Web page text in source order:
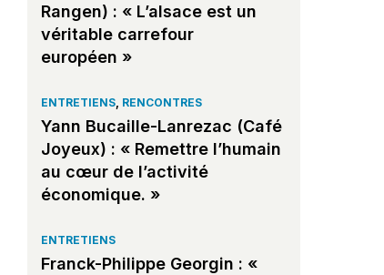
Rangen) : « L’alsace est un
véritable carrefour
européen »
ENTRETIENS, RENCONTRES
Yann Bucaille-Lanrezac (Café
Joyeux) : « Remettre l’humain
au cœur de l’activité
économique. »
ENTRETIENS
Franck-Philippe Georgin : «